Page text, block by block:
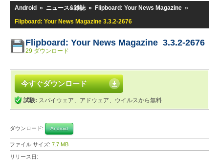
Android » ニュース&雑誌 » Flipboard: Your News Magazine »
Flipboard: Your News Magazine 3.3.2-2676
Flipboard: Your News Magazine 3.3.2-2676
29 ダウンロード
今すぐダウンロード
試験: スパイウェア、アドウェア、ウイルスから無料
ダウンロード: Android
ファイル サイズ: 7.7 MB
リリース日: